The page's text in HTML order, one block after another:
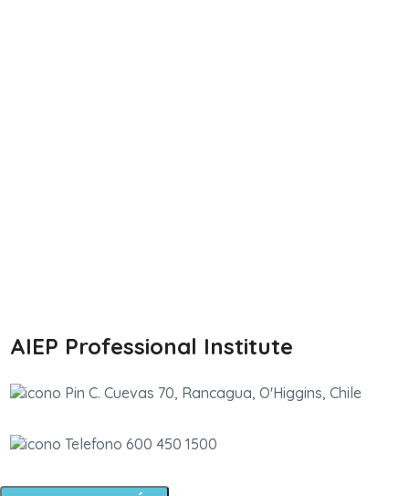
AIEP Professional Institute
C. Cuevas 70, Rancagua, O'Higgins, Chile
600 450 1500